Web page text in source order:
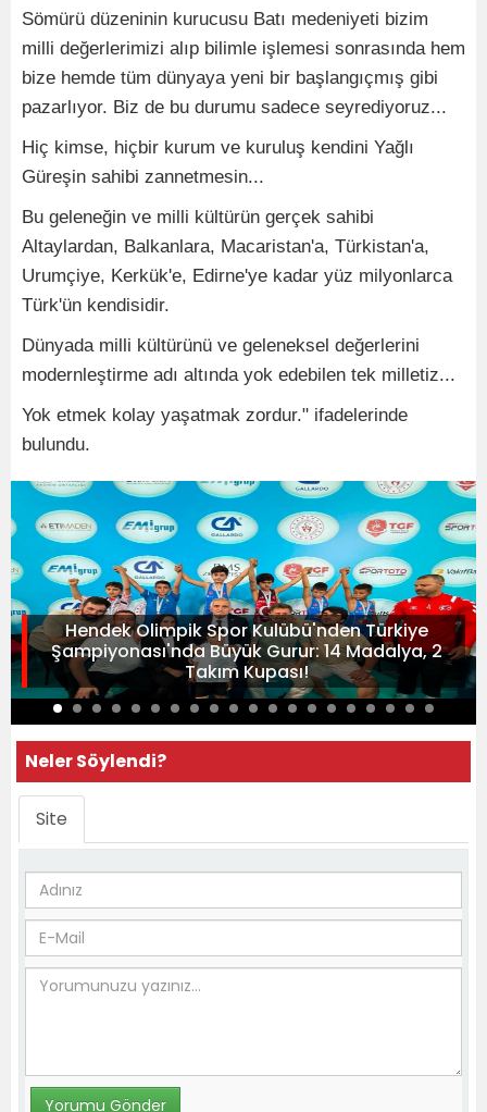
Sömürü düzeninin kurucusu Batı medeniyeti bizim
milli değerlerimizi alıp bilimle işlemesi sonrasında hem
bize hemde tüm dünyaya yeni bir başlangıçmış gibi
pazarlıyor. Biz de bu durumu sadece seyrediyoruz...
Hiç kimse, hiçbir kurum ve kuruluş kendini Yağlı
Güreşin sahibi zannetmesin...
Bu geleneğin ve milli kültürün gerçek sahibi
Altaylardan, Balkanlara, Macaristan'a, Türkistan'a,
Urumçiye, Kerkük'e, Edirne'ye kadar yüz milyonlarca
Türk'ün kendisidir.
Dünyada milli kültürünü ve geleneksel değerlerini
modernleştirme adı altında yok edebilen tek milletiz...
Yok etmek kolay yaşatmak zordur." ifadelerinde
bulundu.
Hendek Olimpik Spor Kulübü'nden Türkiye
Şampiyonası'nda Büyük Gurur: 14 Madalya, 2
Takım Kupası!
Neler Söylendi?
Site